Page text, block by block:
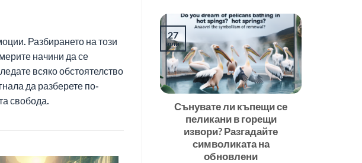
Разбирането на този
начини да се
всяко обстоятелство
да разберете по-
свобода.
Сънувате ли къпещи се
пеликани в горещи
извори? Разгадайте
символиката на
обновлени
27
юли